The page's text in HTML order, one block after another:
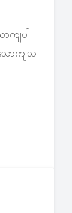
ကျပါ။
ောကျသ